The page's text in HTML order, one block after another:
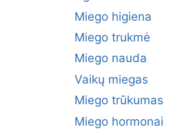
Miego higiena
Miego trukmė
Miego nauda
Vaikų miegas
Miego trūkumas
Miego hormonai